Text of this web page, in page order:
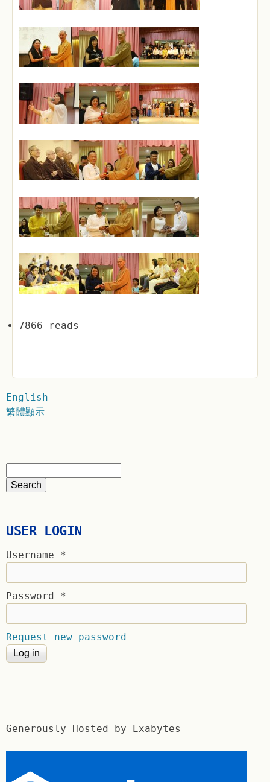
7866 reads
English
繁體顯示
USER LOGIN
Username *
Password *
Request new password
Generously Hosted by Exabytes